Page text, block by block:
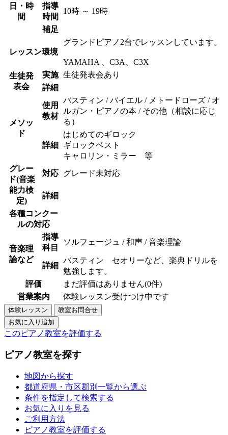
日・時
間
指導
時間
10時 ～ 19時
補足
レッスン環境
グランドピアノ2台でレッスンしています。
YAMAHA 、C3A、C3X
生徒発
表会
実施 生徒発表会あり
詳細
メソッ
ド
使用
教材
バスティン / バイエル / メトードローズ / オ
ルガン・ピアノの本 / その他（相談に応じ
る）
詳細
はじめてのギロック
ギロックベスト
キャロリン・ミラー 等
グレー
ド(音楽
能力検
定)
対応 グレード未対応
詳細
各種コンクー
ルの対応
音楽理
論など
指導
科目
ソルフェージュ / 和声 / 音楽理論
詳細
バスティン セオリーなど、楽典ドリルを
勉強します。
評価
まだ評価はありません(0件)
営業案内
体験レッスン受けつけ中です
このピアノ教室を評価する
ピアノ教室を探す
地図から探す
都道府県・市区郡別一覧から選ぶ
条件を指定して検索する
お気に入りを見る
ご利用方法
ピアノ教室を評価する